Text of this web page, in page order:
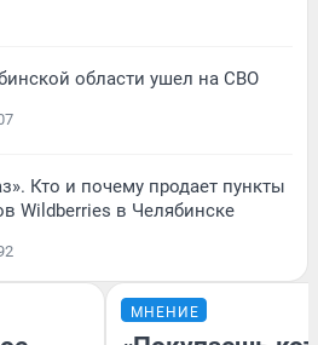
области ушел на СВО
Кто и почему продает пункты
Wildberries в Челябинске
МНЕНИЕ